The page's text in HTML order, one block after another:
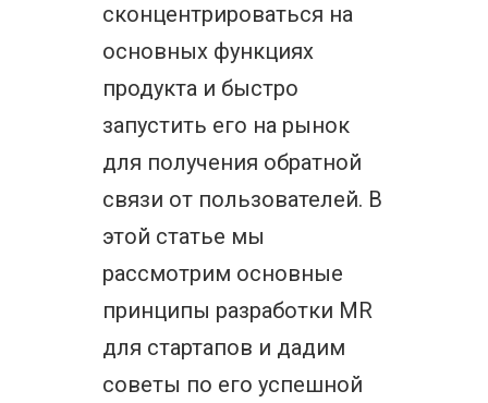
сконцентрироваться на
основных функциях
продукта и быстро
запустить его на рынок
для получения обратной
связи от пользователей. В
этой статье мы
рассмотрим основные
принципы разработки MR
для стартапов и дадим
советы по его успешной